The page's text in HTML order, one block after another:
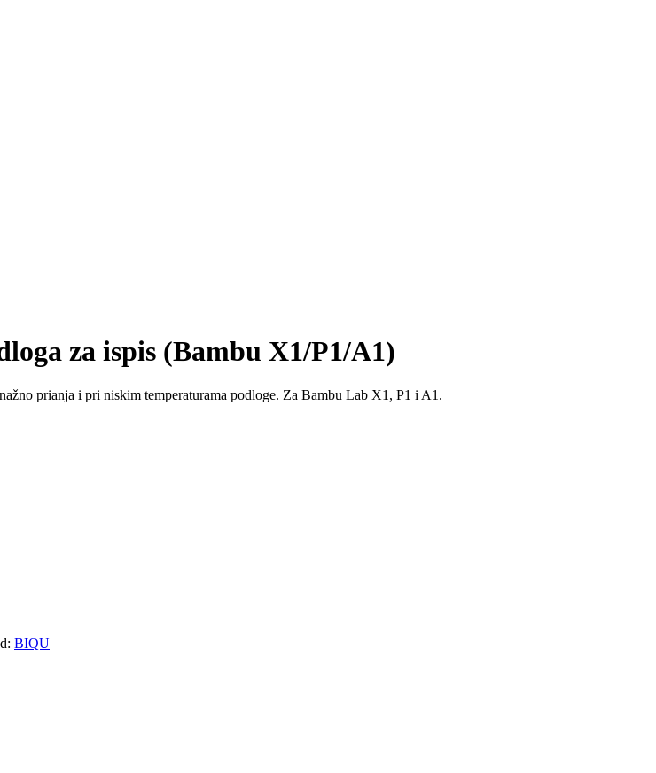
za ispis (Bambu X1/P1/A1)
prianja i pri niskim temperaturama podloge. Za Bambu Lab X1, P1 i A1.
BIQU